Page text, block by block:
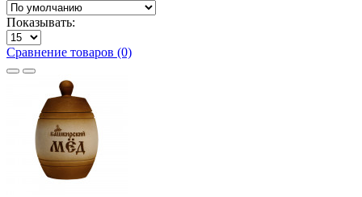
Показывать:
Сравнение товаров (0)